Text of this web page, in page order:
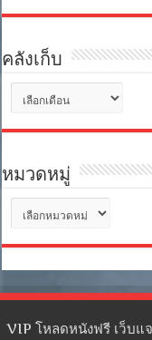
คลังเก็บ
เก็บ
หมวดหมู่
หมู่
VIP โหลดหนังฟรี เว็บแ